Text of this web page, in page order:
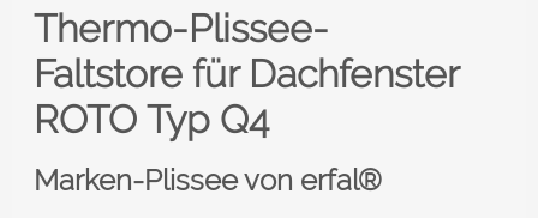
Thermo-Plissee-
Faltstore für Dachfenster
ROTO Typ Q4
Marken-Plissee von erfal®